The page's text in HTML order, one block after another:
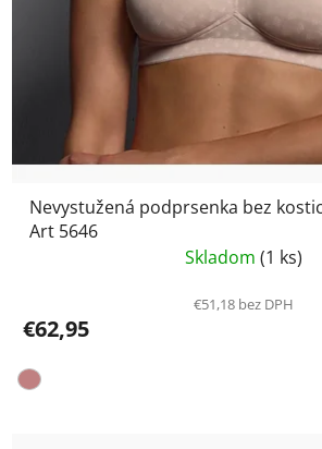
Nevystužená podprsenka bez
Art 5646
Skladom (1 ks)
€51,18 bez DPH
€62,95